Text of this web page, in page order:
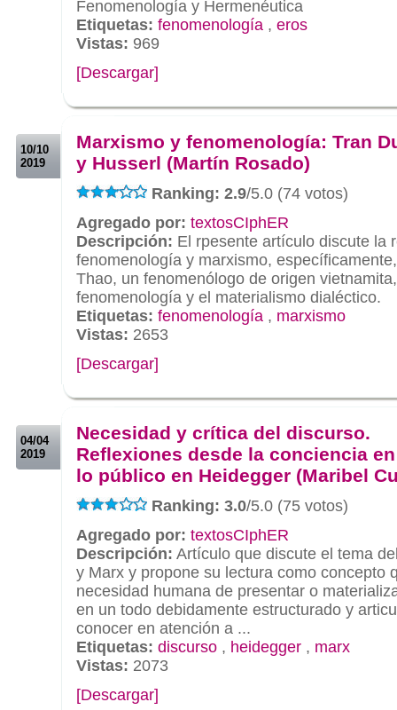
Fenomenología y Hermenéutica
Etiquetas: fenomenología , eros
Vistas: 969
[Descargar]
10/10
2019
Marxismo y fenomenología: Tran
y Husserl (Martín Rosado)
Ranking: 2.9/5.0 (74 votos)
Agregado por: textosCIphER
Descripción: El rpesente artículo discute la
fenomenología y marxismo,
Thao, un fenomenólogo de origen
fenomenología y el materialismo dialéctico.
Etiquetas: fenomenología , marxismo
Vistas: 2653
[Descargar]
04/04
2019
Necesidad y crítica del discurso.
Reflexiones desde la conciencia
lo público en Heidegger (Maribel
Ranking: 3.0/5.0 (75 votos)
Agregado por: textosCIphER
Descripción: Artículo que discute el tema
y Marx y propone su lectura como concepto
necesidad humana de presentar o
en un todo debidamente estructurado y
conocer en atención a ...
Etiquetas: discurso , heidegger , marx
Vistas: 2073
[Descargar]